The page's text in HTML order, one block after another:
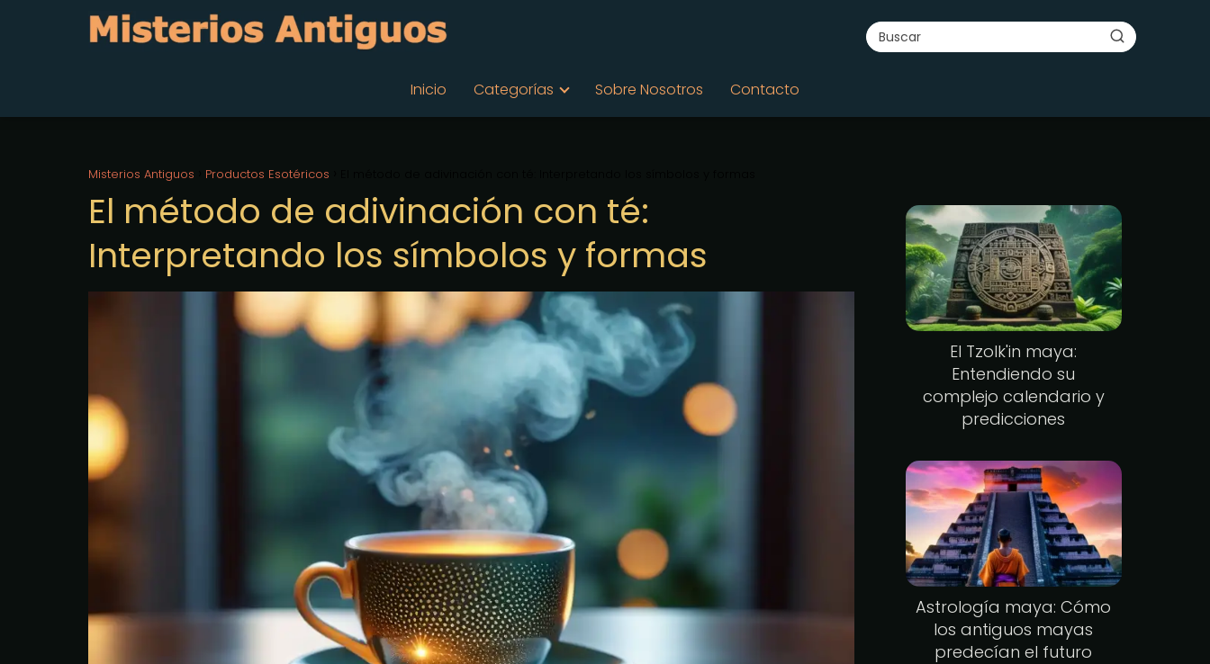
Inicio Categorías Sobre Nosotros Contacto
Misterios Antiguos Productos Esotéricos
El método de adivinación con té:
Interpretando los símbolos y formas
El Tzolk'in maya:
Entendiendo su
complejo calendario y
predicciones
Astrología maya: Cómo
los antiguos mayas
predecían el futuro